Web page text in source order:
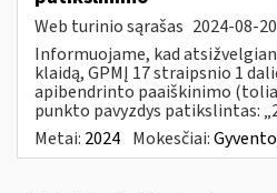
Web turinio sąrašas 2024-08-20
Informuojame, kad
klaidą, GPMĮ 17 straipsnio 1
apibendrinto paaiškinimo
punkto pavyzdys patikslintas:
Metai: 2024 Mokesčiai: